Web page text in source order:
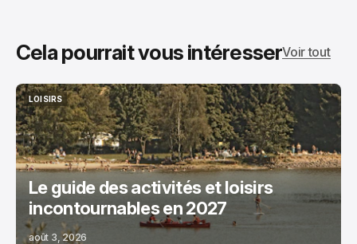
Cela pourrait vous intéresserVoir tout
LOISIRS
LOISIRS
Le guide des activités et loisirs
incontournables en 2027
août 3, 2026